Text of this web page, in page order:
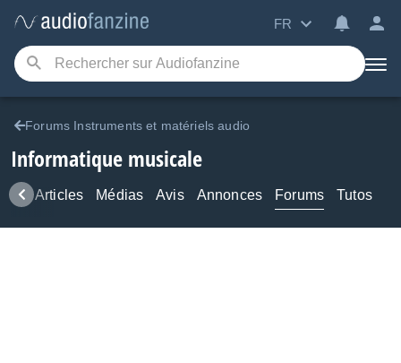
FR
Forums Instruments et matériels audio
Informatique musicale
Articles Médias Avis Annonces Forums Tutos